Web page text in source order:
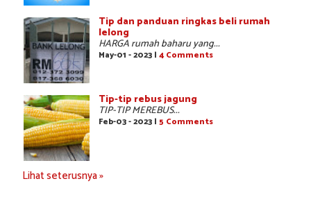
Tip dan panduan ringkas beli rumah
lelong
HARGA rumah baharu yang...
May-01 - 2023 | 4 Comments
Tip-tip rebus jagung
TIP-TIP MEREBUS...
Feb-03 - 2023 | 5 Comments
Lihat seterusnya »